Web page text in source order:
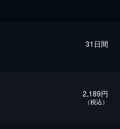
31日間
2,189円
（税込）